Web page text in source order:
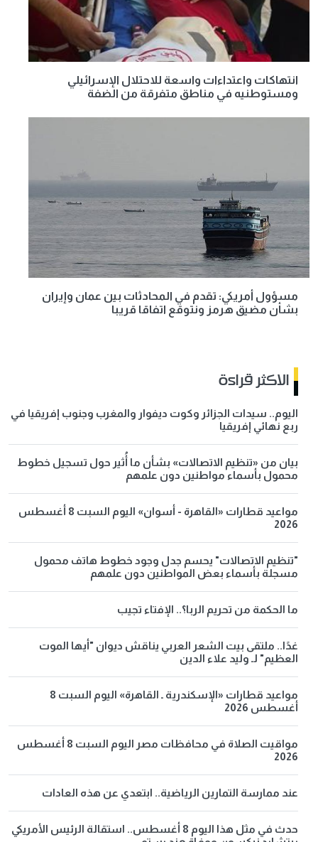
انتهاكات واعتداءات واسعة للاحتلال الإسرائيلي
ومستوطنيه في مناطق متفرقة من الضفة
مسؤول أمريكي: تقدم في المحادثات بين عمان وإيران
بشأن مضيق هرمز ونتوقع اتفاقا قريبا
الاكثر قراءة
اليوم.. سيدات الجزائر وكوت ديفوار والمغرب وجنوب إفريقيا في
ربع نهائي إفريقيا
بيان من «تنظيم الاتصالات» بشأن ما أُثير حول تسجيل خطوط
محمول بأسماء مواطنين دون علمهم
مواعيد قطارات «القاهرة - أسوان» اليوم السبت 8 أغسطس
2026
"تنظيم الاتصالات" يحسم جدل وجود خطوط هاتف محمول
مسجلة بأسماء بعض المواطنين دون علمهم
ما الحكمة من تحريم الربا؟.. الإفتاء تجيب
غدًا.. ملتقى بيت الشعر العربي يناقش ديوان "أيها الموت
العظيم" لـ وليد علاء الدين
مواعيد قطارات «الإسكندرية ـ القاهرة» اليوم السبت 8
أغسطس 2026
مواقيت الصلاة في محافظات مصر اليوم السبت 8 أغسطس
2026
عند ممارسة التمارين الرياضية.. ابتعدي عن هذه العادات
حدث في مثل هذا اليوم 8 أغسطس.. استقالة الرئيس الأمريكي